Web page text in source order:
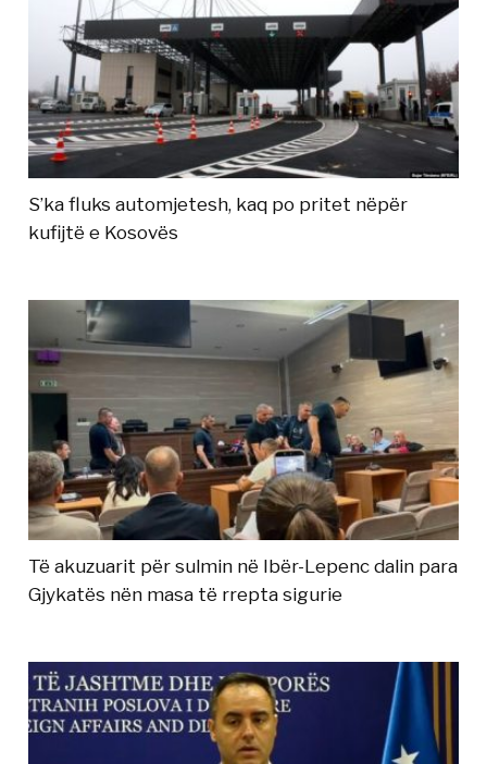
S’ka fluks automjetesh, kaq po pritet nëpër
kufijtë e Kosovës
Të akuzuarit për sulmin në Ibër-Lepenc dalin para
Gjykatës nën masa të rrepta sigurie